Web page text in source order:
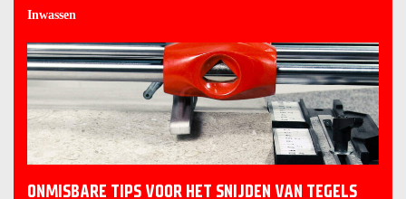
Inwassen
ONMISBARE TIPS VOOR HET SNIJDEN VAN TEGELS